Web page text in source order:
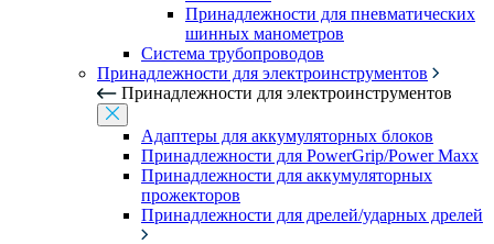
Принадлежности для пневматических
шинных манометров
Система трубопроводов
Принадлежности для электроинструментов
Принадлежности для электроинструментов
Адаптеры для аккумуляторных блоков
Принадлежности для PowerGrip/Power Maxx
Принадлежности для аккумуляторных
прожекторов
Принадлежности для дрелей/ударных дрелей